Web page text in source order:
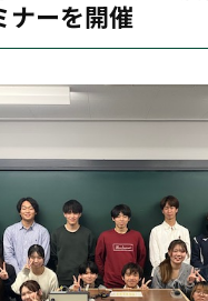
ナーを開催